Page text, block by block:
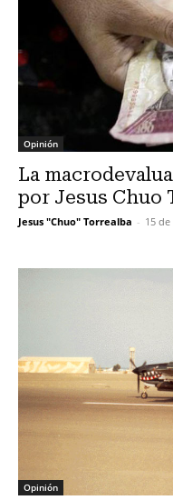
Opinión
La
por Jesus Chuo
Jesus "Chuo" Torrealba - 15
Opinión